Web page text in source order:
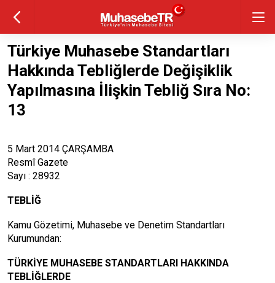
Türkiye Muhasebe Standartları
Hakkında Tebliğlerde Değişiklik
Yapılmasına İlişkin Tebliğ Sıra No:
13
5 Mart 2014 ÇARŞAMBA
Resmî Gazete
Sayı : 28932
TEBLİĞ
Kamu Gözetimi, Muhasebe ve Denetim Standartları
Kurumundan:
TÜRKİYE MUHASEBE STANDARTLARI HAKKINDA
TEBLİĞLERDE